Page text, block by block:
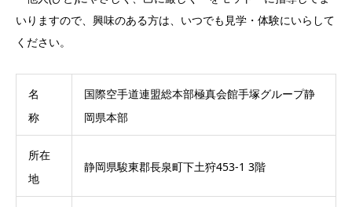
いりますので、興味のある方は、いつでも見学・体験にいらして
ください。
名
称
国際空手道連盟総本部極真会館手塚グループ静
岡県本部
所在
地
静岡県駿東郡長泉町下土狩453-1 3階